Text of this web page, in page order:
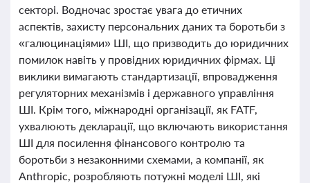
секторі. Водночас зростає увага до етичних
аспектів, захисту персональних даних та боротьби з
«галюцинаціями» ШІ, що призводить до юридичних
помилок навіть у провідних юридичних фірмах. Ці
виклики вимагають стандартизації, впровадження
регуляторних механізмів і державного управління
ШІ. Крім того, міжнародні організації, як FATF,
ухвалюють декларації, що включають використання
ШІ для посилення фінансового контролю та
боротьби з незаконними схемами, а компанії, як
Anthropic, розробляють потужні моделі ШІ, які